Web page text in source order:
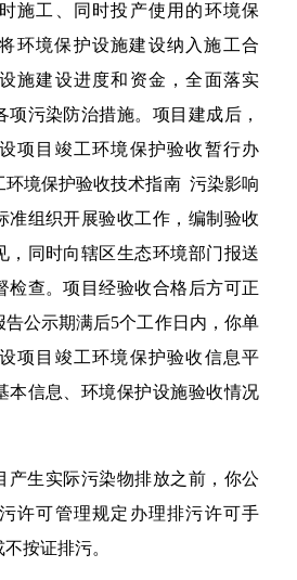
施工、同时投产使用的环境保
环境保护设施建设纳入施工合
施建设进度和资金，全面落实
项污染防治措施。项目建成后，
项目竣工环境保护验收暂行办
环境保护验收技术指南 污染影响
准组织开展验收工作，编制验收
，同时向辖区生态环境部门报送
检查。项目经验收合格后方可正
公示期满后5个工作日内，你单
项目竣工环境保护验收信息平
本信息、环境保护设施验收情况
产生实际污染物排放之前，你公
许可管理规定办理排污许可手
按证排污。